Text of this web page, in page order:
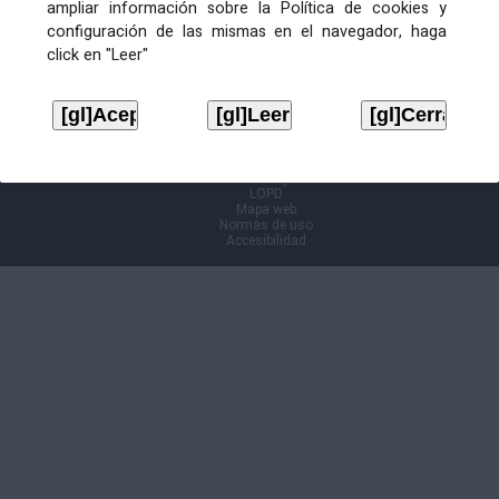
ampliar información sobre la Política de cookies y
configuración de las mismas en el navegador, haga
click en "Leer"
Ficheiros de publicación
ANUNCIO
Volver á páxina anterior
LOPD
Mapa web
Normas de uso
Accesibilidad